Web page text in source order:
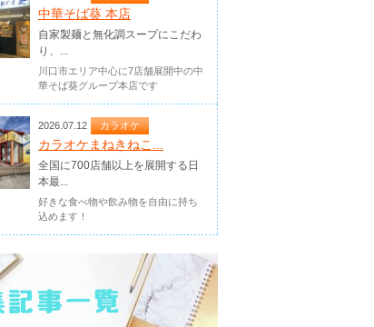
中華そば葵 本店
自家製麺と無化調スープにこだわ
り、...
川口市エリア中心に7店舗展開中の中
華そば葵グループ本店です
2026.07.12 カラオケ
カラオケまねきねこ...
全国に700店舗以上を展開する日
本最...
好きな食べ物や飲み物を自由に持ち
込めます！